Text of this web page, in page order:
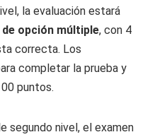
la evaluación estará
opción múltiple, con 4
correcta. Los
completar la prueba y
puntos.
segundo nivel, el examen